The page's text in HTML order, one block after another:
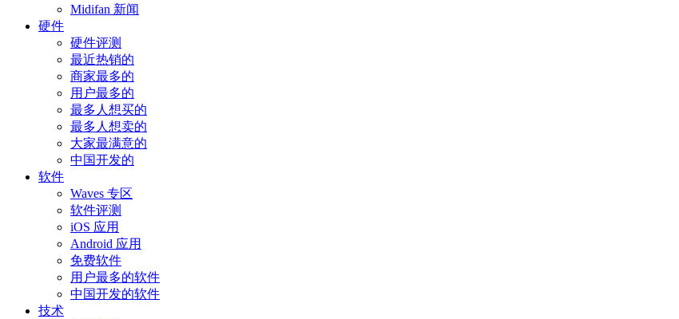
Midifan 新闻
硬件
硬件评测
最近热销的
商家最多的
用户最多的
最多人想买的
最多人想卖的
大家最满意的
中国开发的
软件
Waves 专区
软件评测
iOS 应用
Android 应用
免费软件
用户最多的软件
中国开发的软件
技术